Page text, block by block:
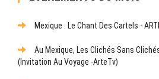
Mexique : Le Chant Des Cartels -
Au Mexique, Les Clichés Sans
(Invitation Au Voyage -ArteTv)